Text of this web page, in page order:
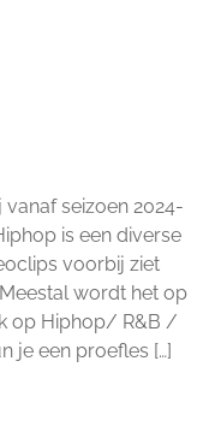
seizoen 2024-
is een diverse
voorbij ziet
wordt het op
op Hiphop/ R&B /
je een proefles […]